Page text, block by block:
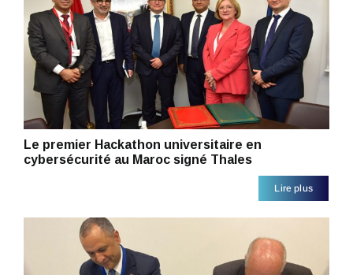
Le premier Hackathon universitaire en
cybersécurité au Maroc signé Thales
Lire plus